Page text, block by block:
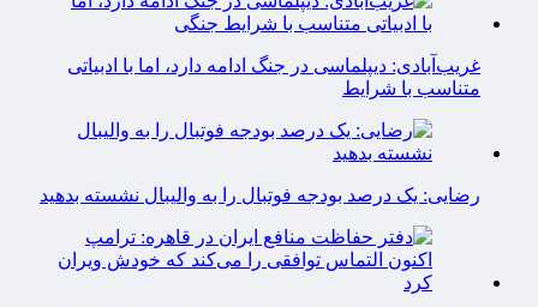
غریب‌آبادی: دیپلماسی در جنگ ادامه دارد، اما با ادبیاتی
متناسب با شرایط
رضایی: یک درصد بودجه فوتبال را به والیبال نشسته بدهید